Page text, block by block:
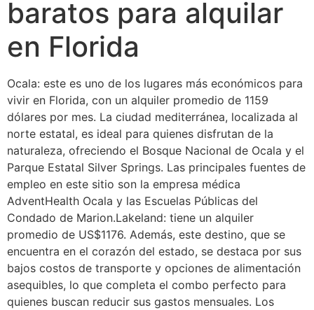
baratos para alquilar
en Florida
Ocala: este es uno de los lugares más económicos para
vivir en Florida, con un alquiler promedio de 1159
dólares por mes. La ciudad mediterránea, localizada al
norte estatal, es ideal para quienes disfrutan de la
naturaleza, ofreciendo el Bosque Nacional de Ocala y el
Parque Estatal Silver Springs. Las principales fuentes de
empleo en este sitio son la empresa médica
AdventHealth Ocala y las Escuelas Públicas del
Condado de Marion.Lakeland: tiene un alquiler
promedio de US$1176. Además, este destino, que se
encuentra en el corazón del estado, se destaca por sus
bajos costos de transporte y opciones de alimentación
asequibles, lo que completa el combo perfecto para
quienes buscan reducir sus gastos mensuales. Los